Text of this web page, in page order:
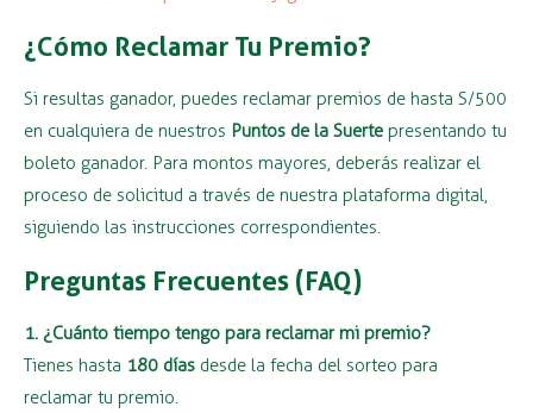
¿Cómo Reclamar Tu Premio?
Si resultas ganador, puedes reclamar premios de hasta S/500
en cualquiera de nuestros Puntos de la Suerte presentando tu
boleto ganador. Para montos mayores, deberás realizar el
proceso de solicitud a través de nuestra plataforma digital,
siguiendo las instrucciones correspondientes.
Preguntas Frecuentes (FAQ)
1. ¿Cuánto tiempo tengo para reclamar mi premio?
Tienes hasta 180 días desde la fecha del sorteo para
reclamar tu premio.